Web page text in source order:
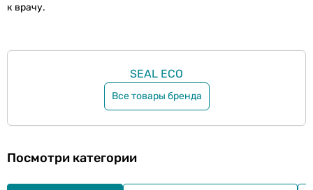
к врачу.
SEAL ECO
Все товары бренда
Посмотри категории